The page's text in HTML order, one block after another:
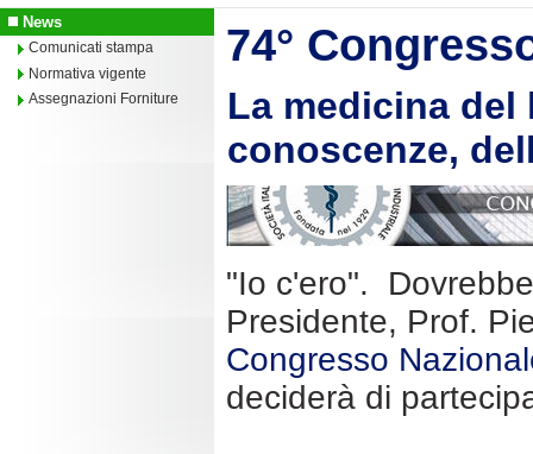
News
Comunicati stampa
Normativa vigente
Assegnazioni Forniture
74°
La medicina
conoscenze,
"Io c'ero".
Presidente, Prof.
Congresso
deciderà di